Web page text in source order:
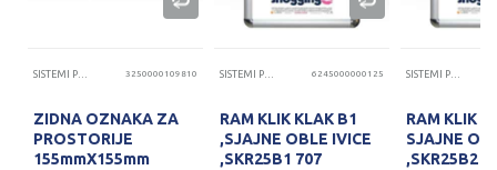
3250000109810
ZIDNA OZNAKA ZA
PROSTORIJE
155mmX155mm
6245000000125
RAM KLIK KLAK B1
,SJAJNE OBLE IVICE
,SKR25B1 707
RAM KLIK
SJAJNE
,SKR25B2